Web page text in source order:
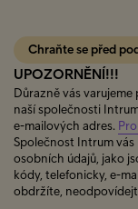
Chraňte se před
UPOZORNĚNÍ!!!
Důrazně vás
naší společnosti
e-mailových adres.
Společnost Intrum
osobních údajů, jako
kódy, telefonicky, e-
obdržíte,